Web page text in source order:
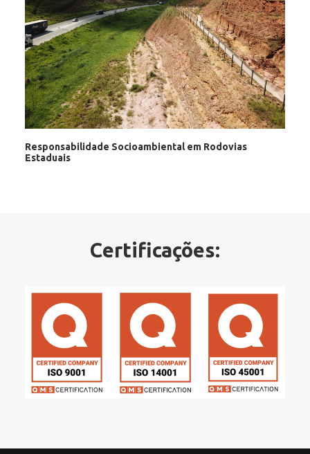
Responsabilidade Socioambiental em Rodovias
Estaduais
Certificações: